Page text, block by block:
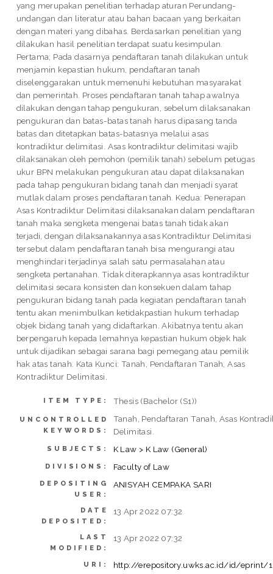
yang merupakan penelitian terhadap aturan Perundang-
undangan dan literatur atau bahan bacaan yang berkaitan
dengan materi yang dibahas. Berdasarkan penelitian yang
dilakukan hasil penelitian terdapat suatu kesimpulan.
Pertama; Pada dasarnya pendaftaran tanah dilakukan untuk
menjamin kepastian hukum, pendaftaran tanah
diselenggarakan untuk memenuhi kebutuhan masyarakat
dan pemerintah. Proses pendaftaran tanah tahap awalnya
dilakukan dengan tahap pengukuran, sebelum dilaksanakan
pengukuran dan batas-batas tanah harus dipasang tanda
batas dan ditetapkan batas-batasnya melalui asas
kontradiktur delimitasi. Asas kontradiktur delimitasi wajib
dilaksanakan oleh pemohon (pemilik tanah) sebelum petugas
ukur BPN melakukan pengukuran atau dapat dilaksanakan
pada tahap pengukuran bidang tanah dan menjadi syarat
mutlak dalam proses pendaftaran tanah. Kedua: Penerapan
Asas Kontradiktur Delimitasi dilaksanakan dalam pendaftaran
tanah maka sengketa mengenai batas tanah tidak akan
terjadi, dengan dilaksanakannya asas Kontradiktur Delimitasi
tersebut dalam pendaftaran tanah bisa mengurangi atau
menghindari terjadinya salah satu permasalahan atau
sengketa pertanahan. Tidak diterapkannya asas kontradiktur
delimitasi secara konsisten dan konsekuen dalam tahap
pengukuran bidang tanah pada kegiatan pendaftaran tanah
tentu akan menimbulkan ketidakpastian hukum terhadap
objek bidang tanah yang didaftarkan. Akibatnya tentu akan
berpengaruh kepada lemahnya kepastian hukum objek hak
untuk dijadikan sebagai sarana bagi pemegang atau pemilik
hak atas tanah. Kata Kunci: Tanah, Pendaftaran Tanah, Asas
Kontradiktur Delimitasi.
ITEM TYPE: Thesis (Bachelor (S1))
UNCONTROLLED
KEYWORDS:
Tanah, Pendaftaran Tanah, Asas
Delimitasi.
SUBJECTS: K Law > K Law (General)
DIVISIONS: Faculty of Law
DEPOSITING
USER:
ANISYAH CEMPAKA SARI
DATE
DEPOSITED:
13 Apr 2022 07:32
LAST
MODIFIED:
13 Apr 2022 07:32
URI: http://erepository.uwks.ac.id/id/eprint/